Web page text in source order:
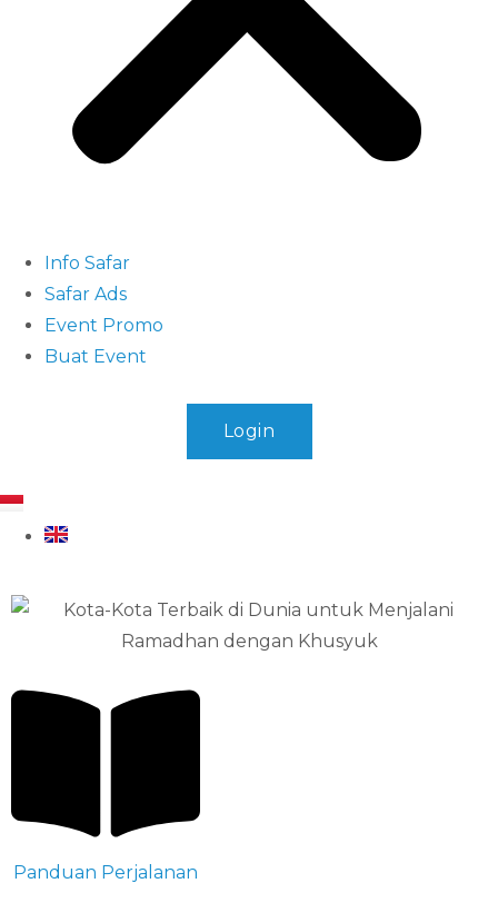
Info Safar
Safar Ads
Event Promo
Buat Event
Login
Panduan Perjalanan